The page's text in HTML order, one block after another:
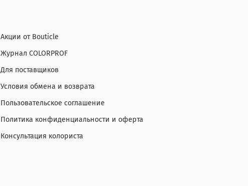
Акции от Bouticle
Журнал COLORPROF
Для поставщиков
Условия обмена и возврата
Пользовательское соглашение
Политика конфиденциальности и оферта
Консультация колориста